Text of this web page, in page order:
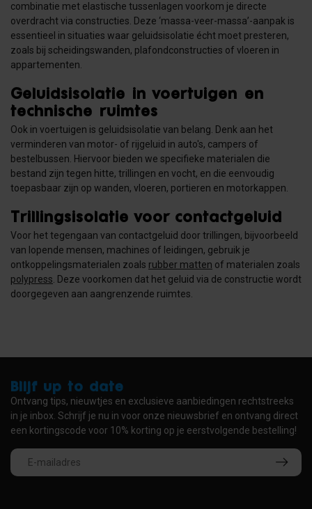
combinatie met elastische tussenlagen voorkom je directe
overdracht via constructies. Deze ‘massa-veer-massa’-aanpak is
essentieel in situaties waar geluidsisolatie écht moet presteren,
zoals bij scheidingswanden, plafondconstructies of vloeren in
appartementen.
Geluidsisolatie in voertuigen en
technische ruimtes
Ook in voertuigen is geluidsisolatie van belang. Denk aan het
verminderen van motor- of rijgeluid in auto's, campers of
bestelbussen. Hiervoor bieden we specifieke materialen die
bestand zijn tegen hitte, trillingen en vocht, en die eenvoudig
toepasbaar zijn op wanden, vloeren, portieren en motorkappen.
Trillingsisolatie voor contactgeluid
Voor het tegengaan van contactgeluid door trillingen, bijvoorbeeld
van lopende mensen, machines of leidingen, gebruik je
ontkoppelingsmaterialen zoals rubber matten of materialen zoals
polypress . Deze voorkomen dat het geluid via de constructie wordt
doorgegeven aan aangrenzende ruimtes.
Blijf up to date
Ontvang tips, nieuwtjes en exclusieve aanbiedingen rechtstreeks
in je inbox. Schrijf je nu in voor onze nieuwsbrief en ontvang direct
een kortingscode voor 10% korting op je eerstvolgende bestelling!